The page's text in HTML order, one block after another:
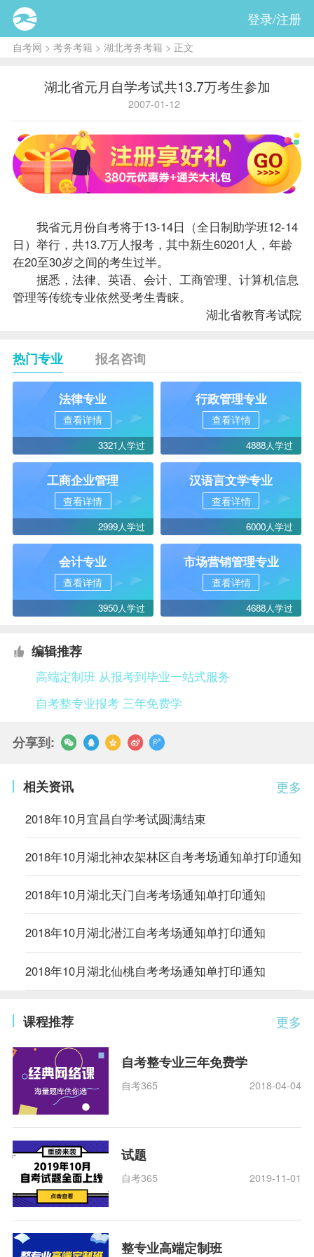
登录/注册
自考网 > 考务考籍 > 湖北考务考籍 > 正文
湖北省元月自学考试共13.7万考生参加
2007-01-12
我省元月份自考将于13-14日（全日制助学班12-14
日）举行，共13.7万人报考，其中新生60201人，年龄
在20至30岁之间的考生过半。
据悉，法律、英语、会计、工商管理、计算机信息
管理等传统专业依然受考生青睐。
湖北省教育考试院
热门专业 报名咨询
法律专业
查看详情
3321人学过
行政管理专业
查看详情
4888人学过
工商企业管理
查看详情
2999人学过
汉语言文学专业
查看详情
6000人学过
会计专业
查看详情
3950人学过
市场营销管理专业
查看详情
4688人学过
编辑推荐
高端定制班 从报考到毕业一站式服务
自考整专业报考 三年免费学
分享到:
更多
相关资讯
2018年10月宜昌自学考试圆满结束
2018年10月湖北神农架林区自考考场通知单打印通知
2018年10月湖北天门自考考场通知单打印通知
2018年10月湖北潜江自考考场通知单打印通知
2018年10月湖北仙桃自考考场通知单打印通知
更多
课程推荐
自考整专业三年免费学
自考365 2018-04-04
试题
自考365 2019-11-01
整专业高端定制班